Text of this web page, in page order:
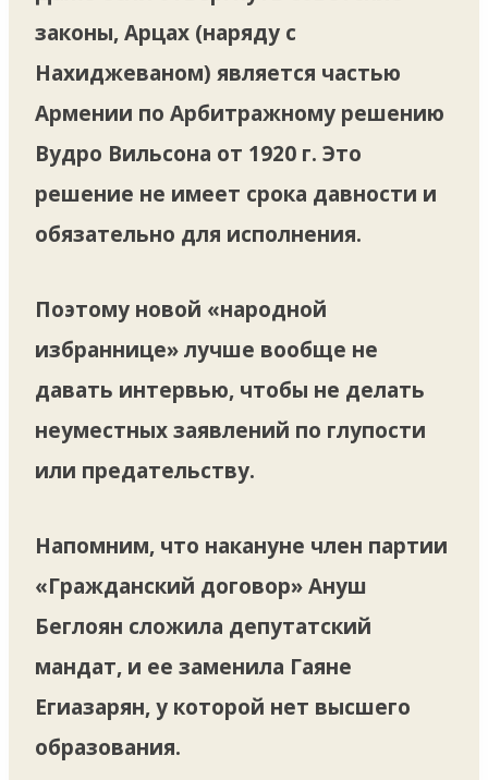
законы, Арцах (наряду с
Нахиджеваном) является частью
Армении по Арбитражному решению
Вудро Вильсона от 1920 г. Это
решение не имеет срока давности и
обязательно для исполнения.
Поэтому новой «народной
избраннице» лучше вообще не
давать интервью, чтобы не делать
неуместных заявлений по глупости
или предательству.
Напомним, что накануне член партии
«Гражданский договор» Ануш
Беглоян сложила депутатский
мандат, и ее заменила Гаяне
Егиазарян, у которой нет высшего
образования.